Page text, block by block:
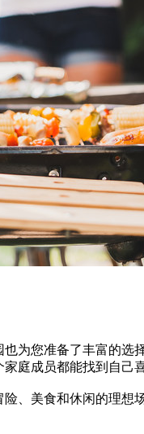
为您准备了丰富的
庭成员都能找到自己
、美食和休闲的理想